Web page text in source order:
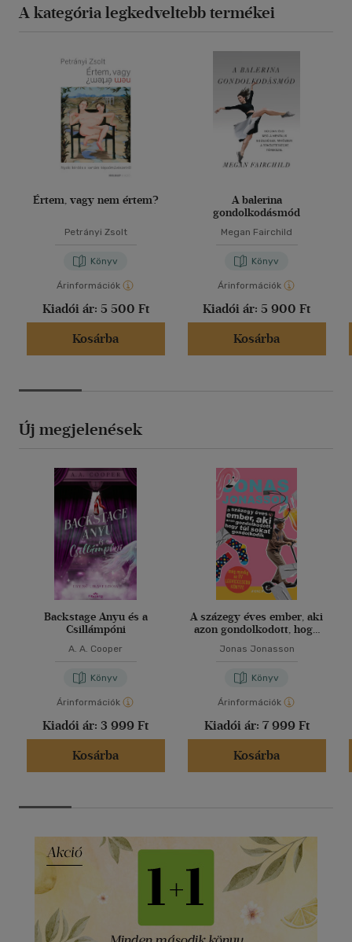
A kategória legkedveltebb termékei
Értem, vagy nem értem?
Petrányi Zsolt
Könyv
Árinformációk
Kiadói ár: 5 500 Ft
Kosárba
A balerina
gondolkodásmód
Megan Fairchild
Könyv
Árinformációk
Kiadói ár: 5 900 Ft
Kosárba
Új megjelenések
Backstage Anyu és a
Csillámpóni
A. A. Cooper
Könyv
Árinformációk
Kiadói ár: 3 999 Ft
Kosárba
A százegy éves ember, aki
azon gondolkodott, hogy
Jonas Jonasson
Könyv
Árinformációk
Kiadói ár: 7 999 Ft
Kosárba